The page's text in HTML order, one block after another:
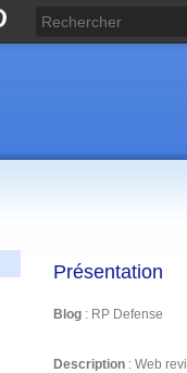
Présentation
Blog : RP Defense
Description : Web